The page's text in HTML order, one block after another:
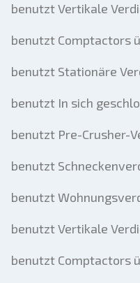
benutzt Vertikale
benutzt Comptactors
benutzt Stationäre
benutzt In sich
benutzt Pre-Crusher-
benutzt
benutzt
benutzt Vertikale
benutzt Comptactors